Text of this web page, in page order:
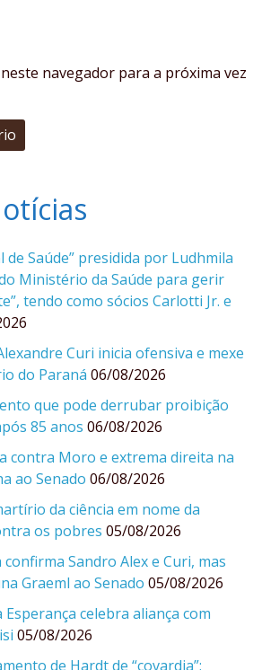
navegador para a próxima vez
de Saúde” presidida por Ludhmila
Ministério da Saúde para gerir
tendo como sócios Carlotti Jr. e
Curi inicia ofensiva e mexe
do Paraná 06/08/2026
que pode derrubar proibição
85 anos 06/08/2026
contra Moro e extrema direita na
ao Senado 06/08/2026
da ciência em nome da
os pobres 05/08/2026
Sandro Alex e Curi, mas
Graeml ao Senado 05/08/2026
Esperança celebra aliança com
05/08/2026
de Hardt de “covardia”;